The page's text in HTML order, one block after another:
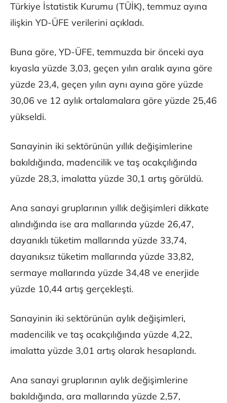
Türkiye İstatistik Kurumu (TÜİK), temmuz ayına
ilişkin YD-ÜFE verilerini açıkladı.
Buna göre, YD-ÜFE, temmuzda bir önceki aya
kıyasla yüzde 3,03, geçen yılın aralık ayına göre
yüzde 23,4, geçen yılın aynı ayına göre yüzde
30,06 ve 12 aylık ortalamalara göre yüzde 25,46
yükseldi.
Sanayinin iki sektörünün yıllık değişimlerine
bakıldığında, madencilik ve taş ocakçılığında
yüzde 28,3, imalatta yüzde 30,1 artış görüldü.
Ana sanayi gruplarının yıllık değişimleri dikkate
alındığında ise ara mallarında yüzde 26,47,
dayanıklı tüketim mallarında yüzde 33,74,
dayanıksız tüketim mallarında yüzde 33,82,
sermaye mallarında yüzde 34,48 ve enerjide
yüzde 10,44 artış gerçekleşti.
Sanayinin iki sektörünün aylık değişimleri,
madencilik ve taş ocakçılığında yüzde 4,22,
imalatta yüzde 3,01 artış olarak hesaplandı.
Ana sanayi gruplarının aylık değişimlerine
bakıldığında, ara mallarında yüzde 2,57,